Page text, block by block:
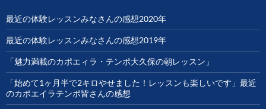
最近の体験レッスンみなさんの感想2020年
最近の体験レッスンみなさんの感想2019年
「魅力満載のカポエィラ・テンポ大久保の朝レッスン」
「始めて1ヶ月半で2キロやせました！レッスンも楽しいです」最近
のカポエイラテンポ皆さんの感想